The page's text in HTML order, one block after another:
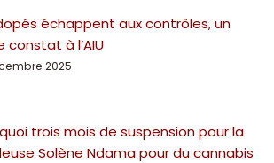
échappent aux contrôles, un
constat à l’AIU
2025
trois mois de suspension pour la
Solène Ndama pour du cannabis